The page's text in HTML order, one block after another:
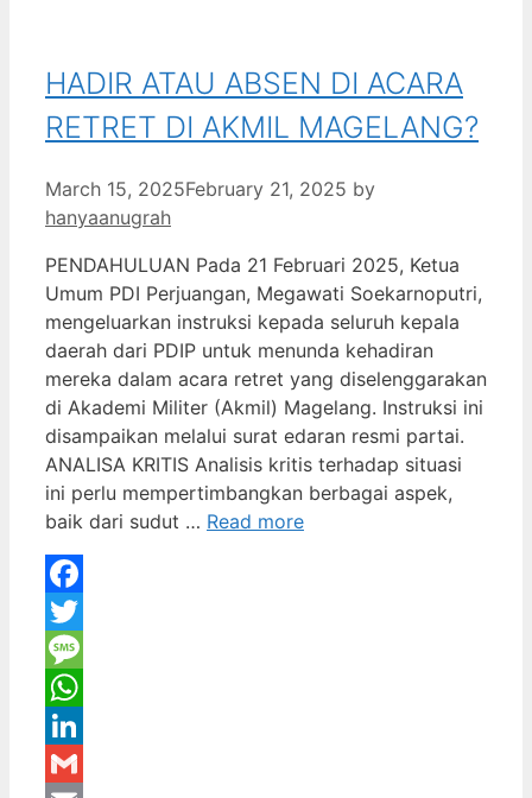
HADIR ATAU ABSEN DI ACARA
RETRET DI AKMIL MAGELANG?
March 15, 2025February 21, 2025 by
hanyaanugrah
PENDAHULUAN Pada 21 Februari 2025, Ketua
Umum PDI Perjuangan, Megawati Soekarnoputri,
mengeluarkan instruksi kepada seluruh kepala
daerah dari PDIP untuk menunda kehadiran
mereka dalam acara retret yang diselenggarakan
di Akademi Militer (Akmil) Magelang. Instruksi ini
disampaikan melalui surat edaran resmi partai.
ANALISA KRITIS Analisis kritis terhadap situasi
ini perlu mempertimbangkan berbagai aspek,
baik dari sudut … Read more
Facebook
Twitter
Message
WhatsApp
LinkedIn